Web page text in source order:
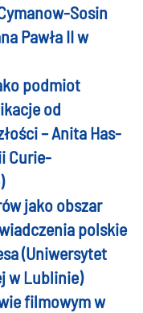
Sosin
Pawła II w
podmiot
od
– Anita Has-
Curie-
jako obszar
polskie
(Uniwersytet
w Lublinie)
filmowym w